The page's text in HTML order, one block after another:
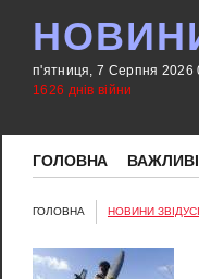
п'ятниця, 7 Серпня 2026
1626 днів війни
ГОЛОВНА
ГОЛОВНА НОВИНИ